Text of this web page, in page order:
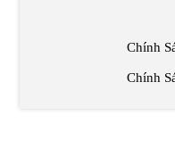
Chính
Chính